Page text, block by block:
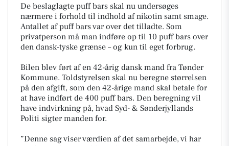
De beslaglagte puff bars skal nu undersøges
nærmere i forhold til indhold af nikotin samt smage.
Antallet af puff bars var over det tilladte. Som
privatperson må man indføre op til 10 puff bars over
den dansk-tyske grænse – og kun til eget forbrug.
Bilen blev ført af en 42-årig dansk mand fra Tønder
Kommune. Toldstyrelsen skal nu beregne størrelsen
på den afgift, som den 42-årige mand skal betale for
at have indført de 400 puff bars. Den beregning vil
have indvirkning på, hvad Syd- & Sønderjyllands
Politi sigter manden for.
”Denne sag viser værdien af det samarbejde, vi har